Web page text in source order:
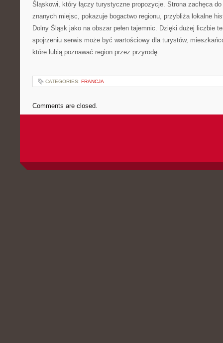
Śląskowi, który łączy turystyczne propozycje. Strona zachęca
znanych miejsc, pokazuje bogactwo regionu, przybliża lokalne
Dolny Śląsk jako na obszar pełen tajemnic. Dzięki dużej liczbie
spojrzeniu serwis może być wartościowy dla turystów,
które lubią poznawać region przez przyrodę.
CATEGORIES: FRANCJA
Comments are closed.